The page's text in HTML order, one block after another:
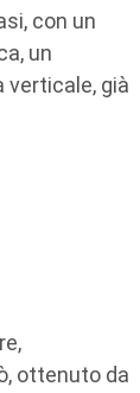
con un
un
verticale, già
ottenuto da